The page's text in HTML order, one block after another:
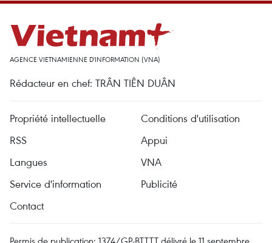
AGENCE VIETNAMIENNE D'INFORMATION (VNA)
Rédacteur en chef: TRÂN TIÊN DUÂN
Propriété intellectuelle
Conditions d'utilisation
RSS
Appui
Langues
VNA
Service d'information
Publicité
Contact